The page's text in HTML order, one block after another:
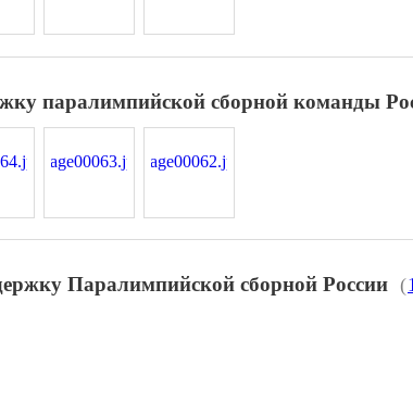
паралимпийской сборной команды
Паралимпийской сборной России (